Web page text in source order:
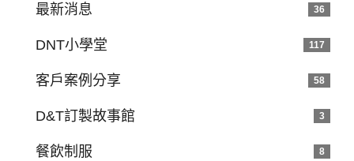
最新消息 36
DNT小學堂 117
客戶案例分享 58
D&T訂製故事館 3
餐飲制服 8